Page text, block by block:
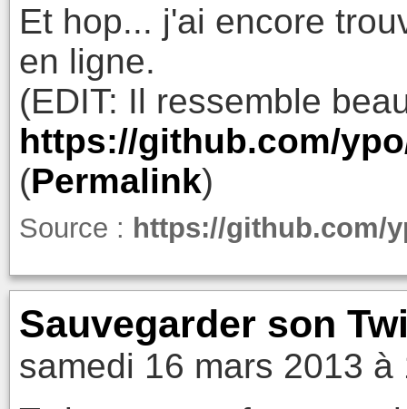
Et hop... j'ai encore
en ligne.
(EDIT: Il ressemble
https://github.com/
(Permalink)
Source : https://github.com/
Sauvegarder son
samedi 16 mars 2013 à